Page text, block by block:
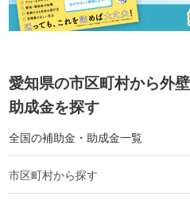
愛知県の市区町村から外
助成金を探す
全国の補助金・助成金一覧
市区町村から探す